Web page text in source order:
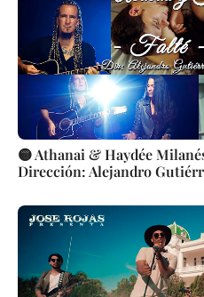
🟡 Athanai & Haydée
Dirección: Alejandro